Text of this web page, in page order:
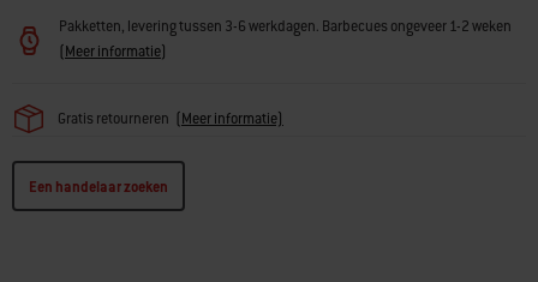
Pakketten, levering tussen 3-6 werkdagen. Barbecues ongeveer 1-2 weken
(Meer informatie)
Gratis retourneren (Meer informatie)
Een handelaar zoeken